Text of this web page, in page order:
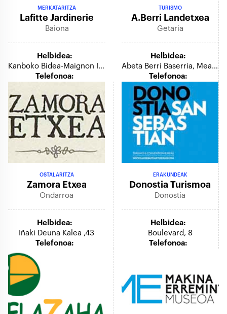
MERKATARITZA
Lafitte Jardinerie
Baiona
Helbidea:
Kanboko Bidea-Maignon Itzulgunea
Telefonoa:
TURISMO
A.berri Landetxea
Getaria
Helbidea:
Abeta Berri Baserria, Meagas Auzoa
Telefonoa:
OSTALARITZA
Zamora Etxea
Ondarroa
Helbidea:
Iñaki Deuna Kalea ,43
Telefonoa:
ERAKUNDEAK
Donostia Turismoa
Donostia
Helbidea:
Boulevard, 8
Telefonoa: